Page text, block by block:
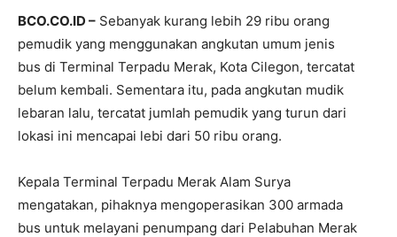
BCO.CO.ID – Sebanyak kurang lebih 29 ribu orang
pemudik yang menggunakan angkutan umum jenis
bus di Terminal Terpadu Merak, Kota Cilegon, tercatat
belum kembali. Sementara itu, pada angkutan mudik
lebaran lalu, tercatat jumlah pemudik yang turun dari
lokasi ini mencapai lebi dari 50 ribu orang.
Kepala Terminal Terpadu Merak Alam Surya
mengatakan, pihaknya mengoperasikan 300 armada
bus untuk melayani penumpang dari Pelabuhan Merak